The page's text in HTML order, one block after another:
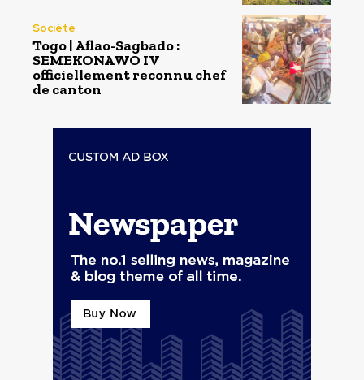
Société
Togo | Aflao-Sagbado :
SEMEKONAWO IV
officiellement reconnu chef
de canton